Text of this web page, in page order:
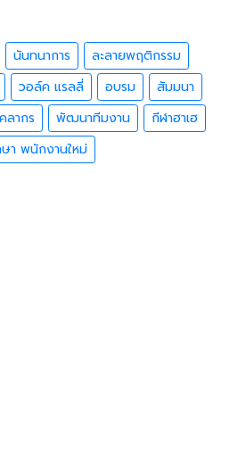
นันทนาการ
ละลายพฤติกรรม
วอล์ค แรลลี่ อบรม
สัมมนา
ากร พัฒนาทีมงาน
กีฬาฮาเฮ
า พนักงานใหม่